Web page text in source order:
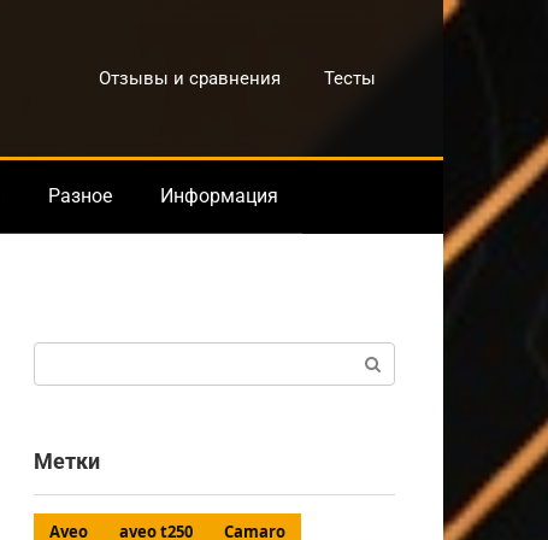
Отзывы и сравнения Тесты
Разное Информация
Метки
Aveo aveo t250
Camaro